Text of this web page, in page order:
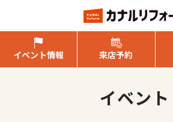
イベント情報 来店予約
イベント